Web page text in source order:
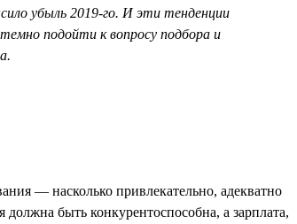
убыль 2019-го. И эти тенденции
подойти к вопросу подбора и
— насколько привлекательно, адекватно
быть конкурентоспособна, а зарплата,